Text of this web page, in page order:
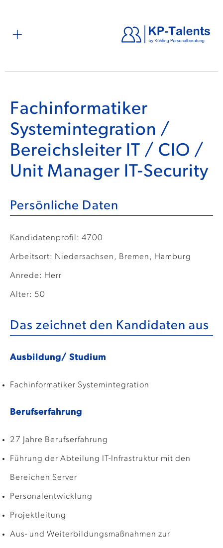
Fachinformatiker
Systemintegration /
Bereichsleiter IT / CIO /
Unit Manager IT-Security
Persönliche Daten
Kandidatenprofil: 4700
Arbeitsort: Niedersachsen, Bremen, Hamburg
Anrede: Herr
Alter: 50
Das zeichnet den Kandidaten aus
Ausbildung/ Studium
Fachinformatiker Systemintegration
Berufserfahrung
27 Jahre Berufserfahrung
Führung der Abteilung IT-Infrastruktur mit den
Bereichen Server
Personalentwicklung
Projektleitung
Aus- und Weiterbildungsmaßnahmen zur